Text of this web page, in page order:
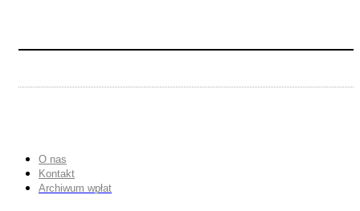
O nas
Kontakt
Archiwum wpłat